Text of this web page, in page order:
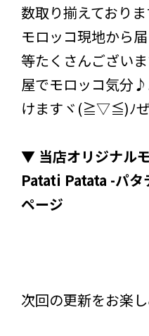
数取り揃えており
モロッコ現地から
等たくさんござい
屋でモロッコ気分
けますヾ(≧▽≦)ﾉぜ
▼ 当店オリジナル
Patati Patata -パタ
ページ
次回の更新をお楽し